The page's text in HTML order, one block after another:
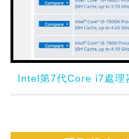
Intel第7代Core i7處理